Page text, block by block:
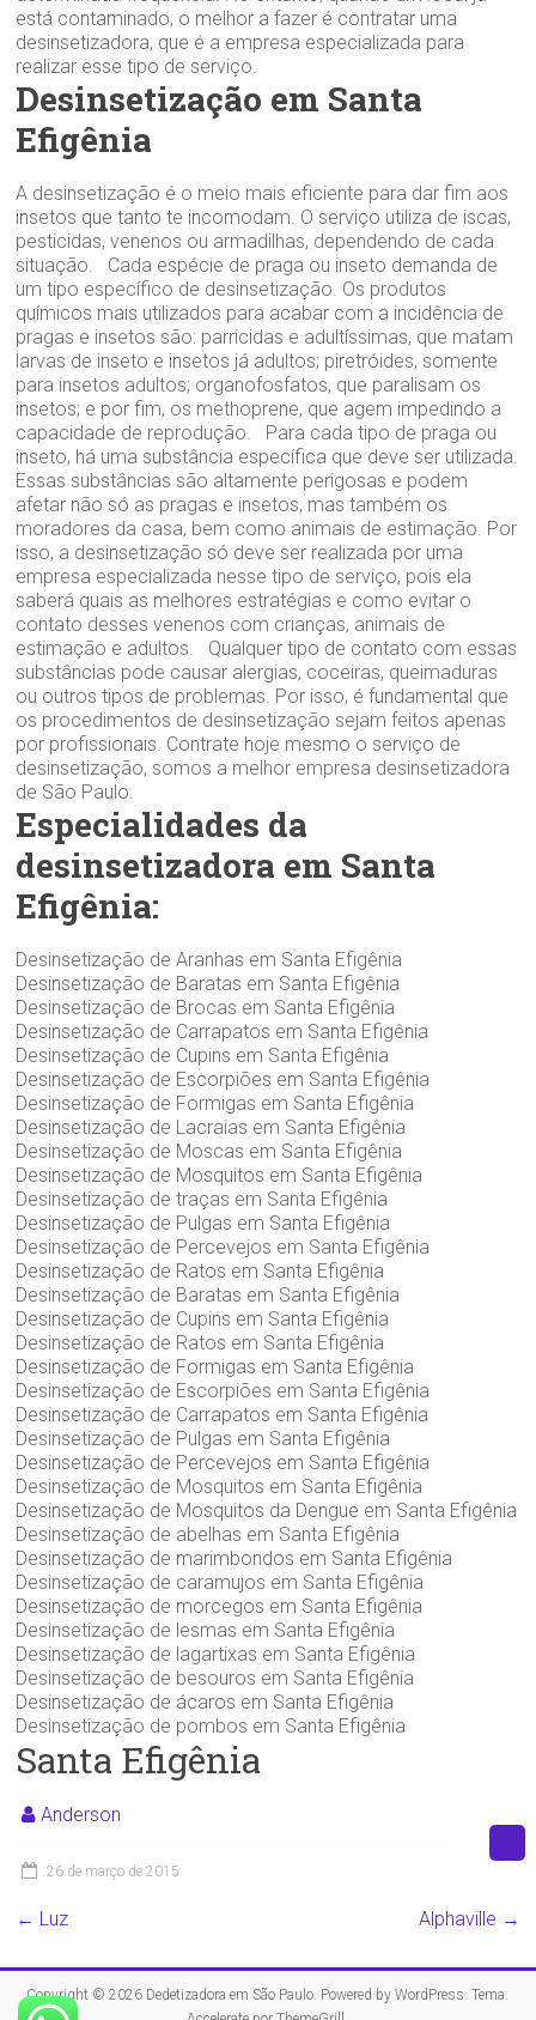
está contaminado, o melhor a fazer é contratar uma
desinsetizadora, que é a empresa especializada para
realizar esse tipo de serviço.
Desinsetização em Santa
Efigênia
A desinsetização é o meio mais eficiente para dar fim aos
insetos que tanto te incomodam. O serviço utiliza de iscas,
pesticidas, venenos ou armadilhas, dependendo de cada
situação. Cada espécie de praga ou inseto demanda de
um tipo específico de desinsetização. Os produtos
químicos mais utilizados para acabar com a incidência de
pragas e insetos são: parricidas e adultíssimas, que matam
larvas de inseto e insetos já adultos; piretróides, somente
para insetos adultos; organofosfatos, que paralisam os
insetos; e por fim, os methoprene, que agem impedindo a
capacidade de reprodução. Para cada tipo de praga ou
inseto, há uma substância específica que deve ser utilizada.
Essas substâncias são altamente perigosas e podem
afetar não só as pragas e insetos, mas também os
moradores da casa, bem como animais de estimação. Por
isso, a desinsetização só deve ser realizada por uma
empresa especializada nesse tipo de serviço, pois ela
saberá quais as melhores estratégias e como evitar o
contato desses venenos com crianças, animais de
estimação e adultos. Qualquer tipo de contato com essas
substâncias pode causar alergias, coceiras, queimaduras
ou outros tipos de problemas. Por isso, é fundamental que
os procedimentos de desinsetização sejam feitos apenas
por profissionais. Contrate hoje mesmo o serviço de
desinsetização, somos a melhor empresa desinsetizadora
de São Paulo.
Especialidades da
desinsetizadora em Santa
Efigênia:
Desinsetização de Aranhas em Santa Efigênia
Desinsetização de Baratas em Santa Efigênia
Desinsetização de Brocas em Santa Efigênia
Desinsetização de Carrapatos em Santa Efigênia
Desinsetização de Cupins em Santa Efigênia
Desinsetização de Escorpiões em Santa Efigênia
Desinsetização de Formigas em Santa Efigênia
Desinsetização de Lacraias em Santa Efigênia
Desinsetização de Moscas em Santa Efigênia
Desinsetização de Mosquitos em Santa Efigênia
Desinsetização de traças em Santa Efigênia
Desinsetização de Pulgas em Santa Efigênia
Desinsetização de Percevejos em Santa Efigênia
Desinsetização de Ratos em Santa Efigênia
Desinsetização de Baratas em Santa Efigênia
Desinsetização de Cupins em Santa Efigênia
Desinsetização de Ratos em Santa Efigênia
Desinsetização de Formigas em Santa Efigênia
Desinsetização de Escorpiões em Santa Efigênia
Desinsetização de Carrapatos em Santa Efigênia
Desinsetização de Pulgas em Santa Efigênia
Desinsetização de Percevejos em Santa Efigênia
Desinsetização de Mosquitos em Santa Efigênia
Desinsetização de Mosquitos da Dengue em Santa Efigênia
Desinsetização de abelhas em Santa Efigênia
Desinsetização de marimbondos em Santa Efigênia
Desinsetização de caramujos em Santa Efigênia
Desinsetização de morcegos em Santa Efigênia
Desinsetização de lesmas em Santa Efigênia
Desinsetização de lagartixas em Santa Efigênia
Desinsetização de besouros em Santa Efigênia
Desinsetização de ácaros em Santa Efigênia
Desinsetização de pombos em Santa Efigênia
Santa Efigênia
Anderson
26 de março de 2015
← Luz Alphaville →
Copyright © 2026 Dedetizadora em São Paulo . Powered byWordPress . Tema: